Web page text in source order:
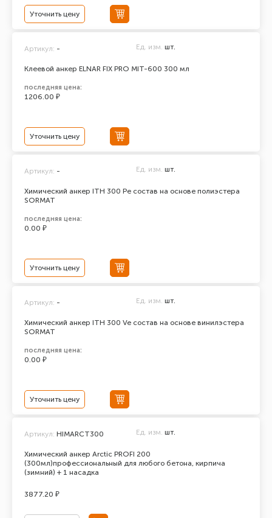
Уточнить цену
Клеевой анкер ELNAR FIX PRO MIT-600 300 мл
Артикул: - Ед. изм. шт.
последняя цена:
1206.00 ₽
Уточнить цену
Химический анкер ITH 300 Pe состав на основе полиэстера
SORMAT
Артикул: - Ед. изм. шт.
последняя цена:
0.00 ₽
Уточнить цену
Химический анкер ITH 300 Ve состав на основе винилэстера
SORMAT
Артикул: - Ед. изм. шт.
последняя цена:
0.00 ₽
Уточнить цену
Химический анкер Arctic PROFI 200
(300мл)профессиональный для любого бетона, кирпича
(зимний) + 1 насадка
Артикул: HIMARCT300 Ед. изм. шт.
3877.20 ₽